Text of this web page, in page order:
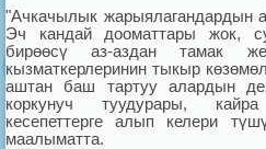
"Ачкачылык жарыялагандардын
Эч кандай дооматтары жок,
бирөөсү аз-аздан тамак
кызматкерлеринин тыкыр
аштан баш тартуу алардын
коркунуч туудурары,
кесепеттерге алып келери
маалыматта.